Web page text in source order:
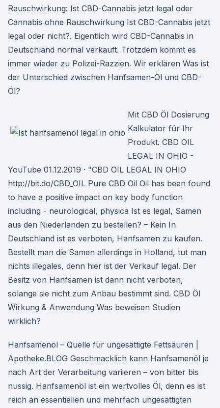
Rauschwirkung: Ist CBD-Cannabis jetzt legal oder
Cannabis ohne Rauschwirkung Ist CBD-Cannabis jetzt
legal oder nicht?. Eigentlich wird CBD-Cannabis in
Deutschland normal verkauft. Trotzdem kommt es
immer wieder zu Polizei-Razzien. Wir erklären Was ist
der Unterschied zwischen Hanfsamen-Öl und CBD-
Öl?
Mit CBD Öl Dosierung
Kalkulator für Ihr
Produkt. CBD OIL
LEGAL IN OHIO -
YouTube 01.12.2019 · "CBD OIL LEGAL IN OHIO
http://bit.do/CBD_OIL Pure CBD Oil Oil has been found
to have a positive impact on key body function
including - neurological, physica Ist es legal, Samen
aus den Niederlanden zu bestellen? – Kein In
Deutschland ist es verboten, Hanfsamen zu kaufen.
Bestellt man die Samen allerdings in Holland, tut man
nichts illegales, denn hier ist der Verkauf legal. Der
Besitz von Hanfsamen ist dann nicht verboten,
solange sie nicht zum Anbau bestimmt sind. CBD Öl
Wirkung & Anwendung Was beweisen Studien
wirklich?
Hanfsamenöl – Quelle für ungesättigte Fettsäuren |
Apotheke.BLOG Geschmacklich kann Hanfsamenöl je
nach Art der Verarbeitung variieren – von bitter bis
nussig. Hanfsamenöl ist ein wertvolles Öl, denn es ist
reich an essentiellen und mehrfach ungesättigten